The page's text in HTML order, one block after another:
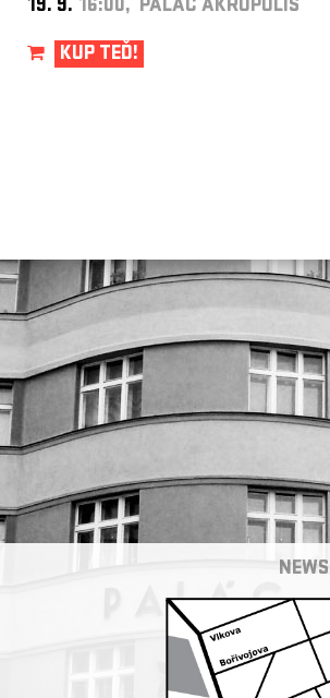
19. 9. 16:00, PALÁC AKROPOLIS
KUP TEĎ!